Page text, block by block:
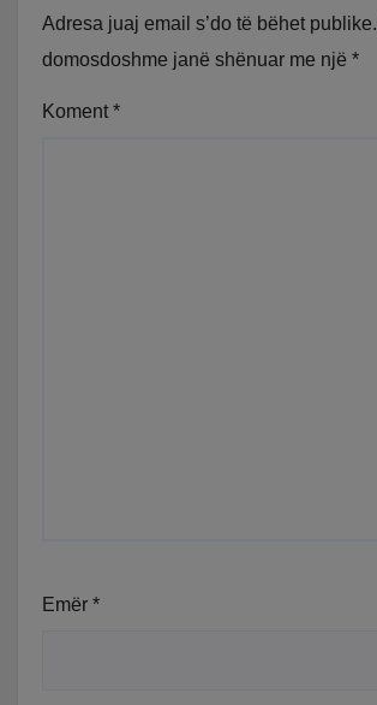
Adresa juaj email s’do të bëhet publike.
domosdoshme janë shënuar me një *
Koment *
Emër *